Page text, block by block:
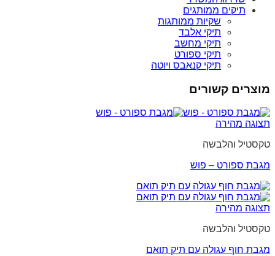
תיקים ממותגים
שקיות ממותגות
תיקי אלבד
תיקי מחשב
תיקי ספורט
תיקי קנאבס ויוטה
מוצרים קשורים
תצוגה מהירה
טקסטיל והלבשה
מגבת ספורט – פוש
תצוגה מהירה
טקסטיל והלבשה
מגבת חוף עגולה עם תיק תואם